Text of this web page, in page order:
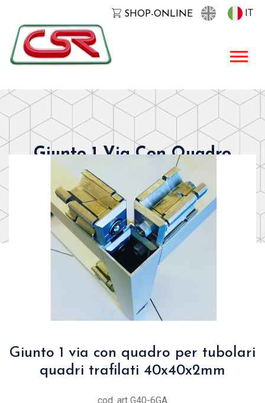
SHOP-ONLINE IT
Giunto 1 Via Con Quadro
40x40x2mm
Giunto 1 via con quadro per tubolari
quadri trafilati 40x40x2mm
cod. art G40-6GA